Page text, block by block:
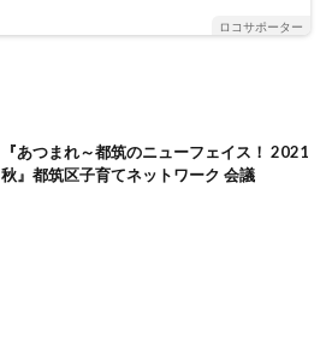
ロコサポーター
『あつまれ～都筑のニューフェイス！ 2021
秋』都筑区子育てネットワーク 会議